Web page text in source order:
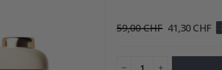
59,00 CHF 41,30 CHF